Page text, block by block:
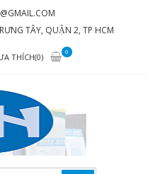
TÂY, QUẬN 2, TP HCM
THÍCH(0)
0